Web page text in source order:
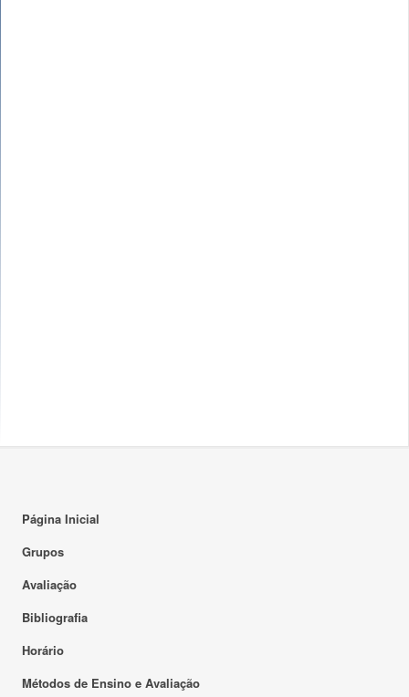
Página Inicial
Grupos
Avaliação
Bibliografia
Horário
Métodos de Ensino e Avaliação